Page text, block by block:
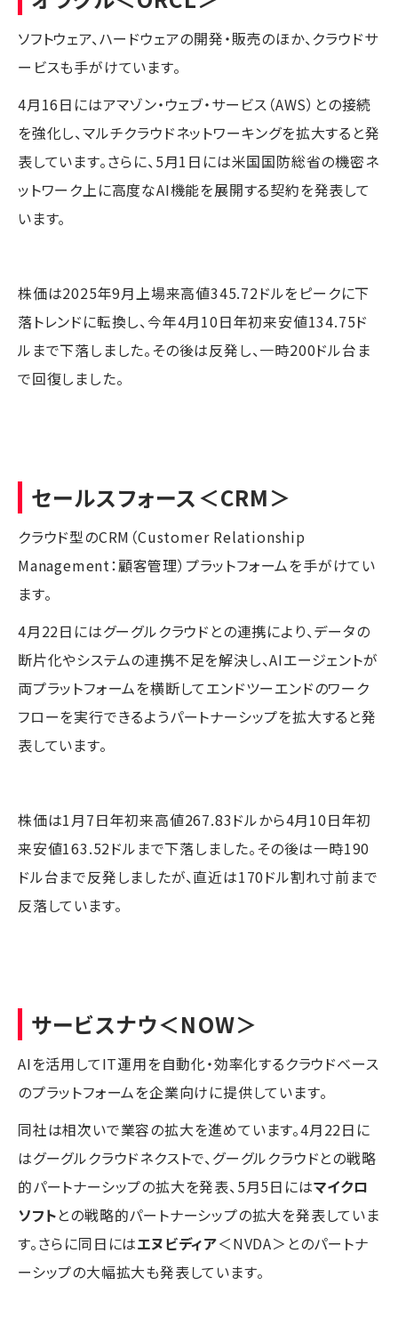
ソフトウェア、ハードウェアの開発・販売のほか、クラウドサ
ービスも手がけています。
4月16日にはアマゾン・ウェブ・サービス（AWS）との接続
を強化し、マルチクラウドネットワーキングを拡大すると発
表しています。さらに、5月1日には米国国防総省の機密ネ
ットワーク上に高度なAI機能を展開する契約を発表して
います。
株価は2025年9月上場来高値345.72ドルをピークに下
落トレンドに転換し、今年4月10日年初来安値134.75ド
ルまで下落しました。その後は反発し、一時200ドル台ま
で回復しました。
セールスフォース＜CRM＞
クラウド型のCRM（Customer Relationship
Management：顧客管理）プラットフォームを手がけてい
ます。
4月22日にはグーグルクラウドとの連携により、データの
断片化やシステムの連携不足を解決し、AIエージェントが
両プラットフォームを横断してエンドツーエンドのワーク
フローを実行できるようパートナーシップを拡大すると発
表しています。
株価は1月7日年初来高値267.83ドルから4月10日年初
来安値163.52ドルまで下落しました。その後は一時190
ドル台まで反発しましたが、直近は170ドル割れ寸前まで
反落しています。
サービスナウ＜NOW＞
AIを活用してIT運用を自動化・効率化するクラウドベース
のプラットフォームを企業向けに提供しています。
同社は相次いで業容の拡大を進めています。4月22日に
はグーグルクラウドネクストで、グーグルクラウドとの戦略
的パートナーシップの拡大を発表、5月5日にはマイクロ
ソフトとの戦略的パートナーシップの拡大を発表していま
す。さらに同日にはエヌビディア＜NVDA＞とのパートナ
ーシップの大幅拡大も発表しています。